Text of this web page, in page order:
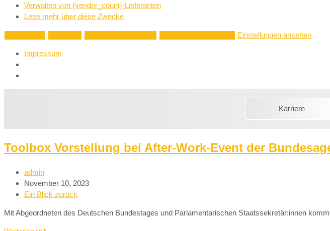
Verwalten von {vendor_count}-Lieferanten
Lese mehr über diese Zwecke
Einstellungen ansehen
Impressum
Karriere
Toolbox Vorstellung bei After-Work-Event der
admin
November 10, 2023
Ein Blick zurück
Mit Abgeordneten des Deutschen Bundestages und Parlamentarischen Staatssekretär:innen